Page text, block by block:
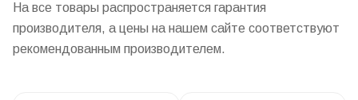
На все товары распространяется гарантия
производителя, а цены на нашем сайте соответствуют
рекомендованным производителем.